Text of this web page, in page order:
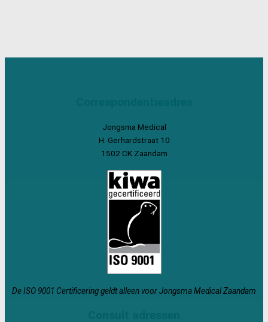
Jongsma Medical
H. Gerhardstraat 10
1502 CK Zaandam
De ISO 9001 Certificering geldt alleen voor Jongsma Medical Zaandam